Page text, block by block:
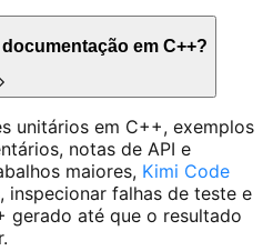
em C++?
unitários em C++, exemplos
notas de API e
maiores, Kimi Code
inspecionar falhas de teste e
gerado até que o resultado